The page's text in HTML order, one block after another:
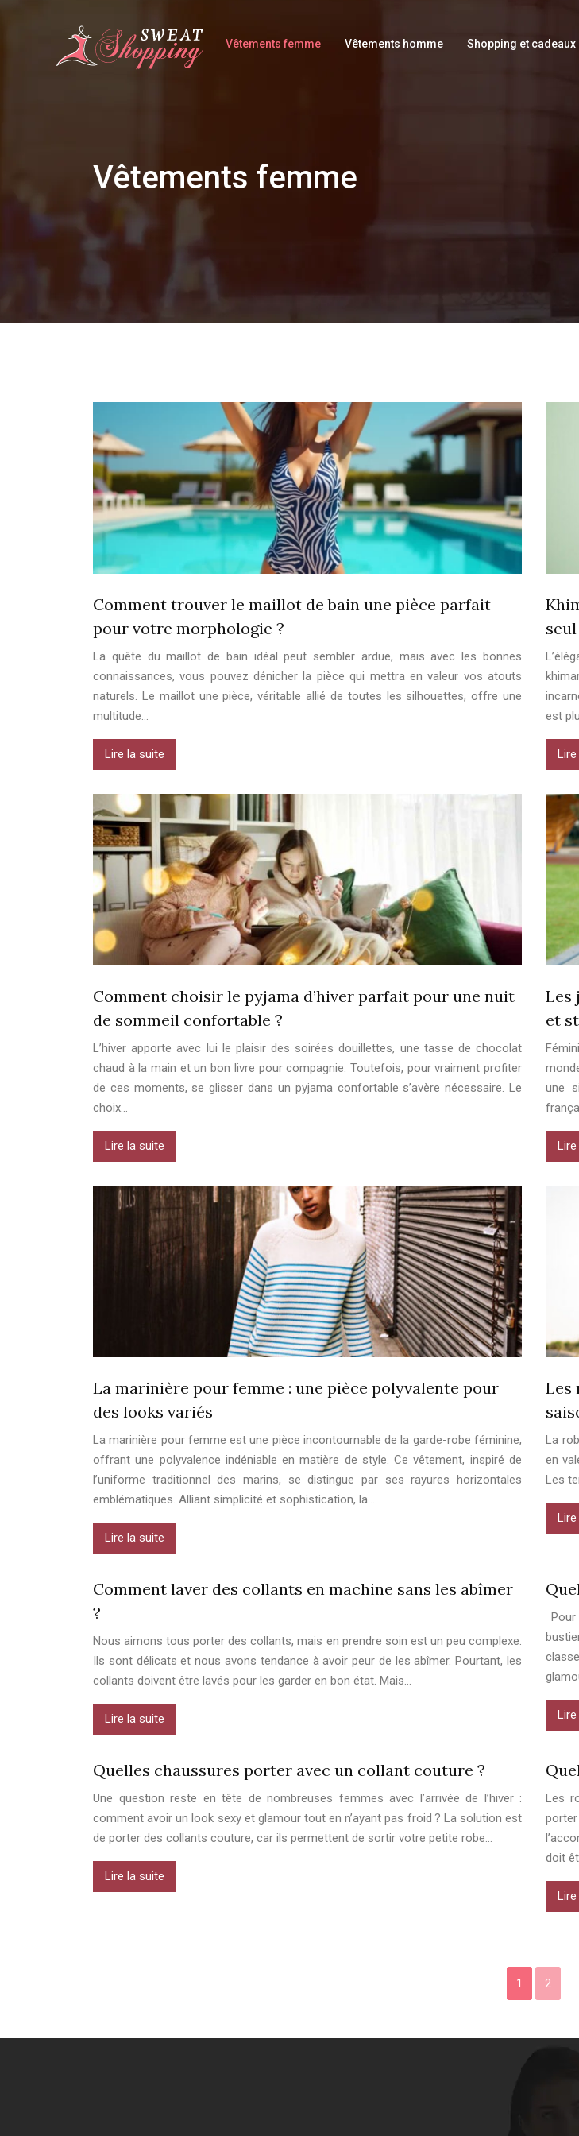
Vêtements femme Vêtements homme Shopping et cadeaux
Vêtements femme
Comment trouver le maillot de bain une pièce parfait
pour votre morphologie ?
La quête du maillot de bain idéal peut sembler ardue, mais avec les bonnes
connaissances, vous pouvez dénicher la pièce qui mettra en valeur vos atouts
naturels. Le maillot une pièce, véritable allié de toutes les silhouettes, offre une
multitude…
Lire la suite
est
Comment choisir le pyjama d’hiver parfait pour une nuit
de sommeil confortable ?
L’hiver apporte avec lui le plaisir des soirées douillettes, une tasse de chocolat
chaud à la main et un bon livre pour compagnie. Toutefois, pour vraiment profiter
de ces moments, se glisser dans un pyjama confortable s’avère nécessaire. Le
choix…
Lire la suite
Les
et
une
La marinière pour femme : une pièce polyvalente pour
des looks variés
La marinière pour femme est une pièce incontournable de la garde-robe féminine,
offrant une polyvalence indéniable en matière de style. Ce vêtement, inspiré de
l’uniforme traditionnel des marins, se distingue par ses rayures horizontales
emblématiques. Alliant simplicité et sophistication, la…
Lire la suite
Les
La
en
Les
Comment laver des collants en machine sans les abîmer
?
Nous aimons tous porter des collants, mais en prendre soin est un peu complexe.
Ils sont délicats et nous avons tendance à avoir peur de les abîmer. Pourtant, les
collants doivent être lavés pour les garder en bon état. Mais…
Lire la suite
Quelles chaussures porter avec un collant couture ?
Une question reste en tête de nombreuses femmes avec l’arrivée de l’hiver :
comment avoir un look sexy et glamour tout en n’ayant pas froid ? La solution est
de porter des collants couture, car ils permettent de sortir votre petite robe…
Lire la suite
Les
doit
1 2